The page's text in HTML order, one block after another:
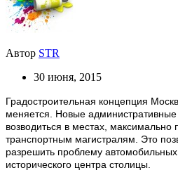
Автор STR
30 июня, 2015
Градостроительная концепция
меняется. Новые
возводиться в местах, максимально
транспортным магистралям. Это
разрешить проблему автомобильных
исторического центра столицы.